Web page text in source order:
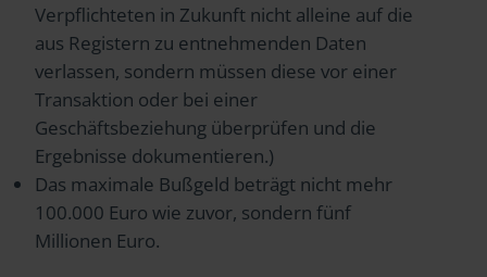
Verpflichteten in Zukunft nicht alleine auf die
aus Registern zu entnehmenden Daten
verlassen, sondern müssen diese vor einer
Transaktion oder bei einer
Geschäftsbeziehung überprüfen und die
Ergebnisse dokumentieren.)
Das maximale Bußgeld beträgt nicht mehr
100.000 Euro wie zuvor, sondern fünf
Millionen Euro.